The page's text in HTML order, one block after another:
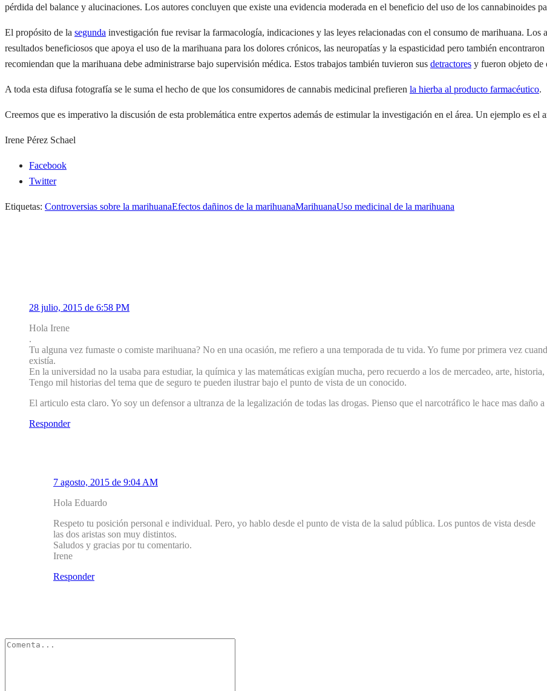
pérdida del balance y alucinaciones. Los autores concluyen que existe una evidencia moderada en el beneficio del uso de los cannabinoides
El propósito de la segunda investigación fue revisar la farmacología, indicaciones y las leyes relacionadas con el consumo de marihuana. Los
resultados beneficiosos que apoya el uso de la marihuana para los dolores crónicos, las neuropatías y la espasticidad pero también
recomiendan que la marihuana debe administrarse bajo supervisión médica. Estos trabajos también tuvieron sus detractores y fueron objeto de
A toda esta difusa fotografía se le suma el hecho de que los consumidores de cannabis medicinal prefieren la hierba al producto farmacéutico.
Creemos que es imperativo la discusión de esta problemática entre expertos además de estimular la investigación en el área. Un ejemplo es el
Irene Pérez Schael
Facebook
Twitter
Etiquetas: Controversias sobre la marihuanaEfectos dañinos de la marihuanaMarihuanaUso medicinal de la marihuana
28 julio, 2015 de 6:58 PM
Hola Irene
.
Tu alguna vez fumaste o comiste marihuana? No en una ocasión, me refiero a una temporada de tu vida. Yo fume por primera vez
existía.
En la universidad no la usaba para estudiar, la química y las matemáticas exigían mucha, pero recuerdo a los de mercadeo, arte,
Tengo mil historias del tema que de seguro te pueden ilustrar bajo el punto de vista de un conocido.
El articulo esta claro. Yo soy un defensor a ultranza de la legalización de todas las drogas. Pienso que el narcotráfico le hace mas daño
Responder
7 agosto, 2015 de 9:04 AM
Hola Eduardo
Respeto tu posición personal e individual. Pero, yo hablo desde el punto de vista de la salud pública. Los puntos de vista desde
las dos aristas son muy distintos.
Saludos y gracias por tu comentario.
Irene
Responder